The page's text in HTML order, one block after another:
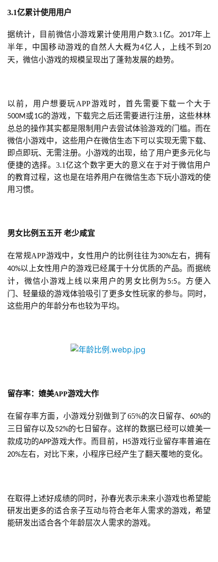
3.1亿累计使用用户
据统计，目前微信小游戏累计使用用户数3.1亿。 2017年上
半年，中国移动游戏的自然人大概为4亿人，上线不到 20
天，微信小游戏的规模呈现出了蓬勃发展的趋势。
以前，用户想要玩APP游戏时，首先需要下载一个大于
500M或1G的游戏，下载完之后还需要进行注册，这些林林
总总的操作其实都是限制用户去尝试体验游戏的门槛。而在
微信小游戏中，这些用户在微信生态下可以实现无需下载、
即点即玩、无需注册。小游戏的出现，给了用户更多元化与
便捷的选择。3.1亿这个数字更大的意义在于对于微信用户
的教育过程，这也是在培养用户在微信生态下玩小游戏的使
用习惯。
男女比例五五开 老少咸宜
在常规APP游戏中，女性用户的比例往往为30%左右，拥有
40%以上女性用户的游戏已经属于十分优质的产品。而据统
计，微信小游戏上线以来用户的男女比例为 5:5。方便入
门、轻量级的游戏体验吸引了更多女性玩家的参与。同时，
这些用户的年龄分布也较为平均。
留存率：媲美APP游戏大作
在留存率方面，小游戏分别做到了65%的次日留存、 60%的
三日留存以及52%的七日留存。这样的数据已经可以媲美一
款成功的APP游戏大作。而目前， H5游戏行业留存率普遍在
20%左右，对比下来，小程序已经产生了翻天覆地的变化。
在取得上述好成绩的同时，孙春光表示未来小游戏也希望能
研发出更多的适合亲子互动与符合老年人需求的游戏，希望
能研发出适合各个年龄层次人需求的游戏。